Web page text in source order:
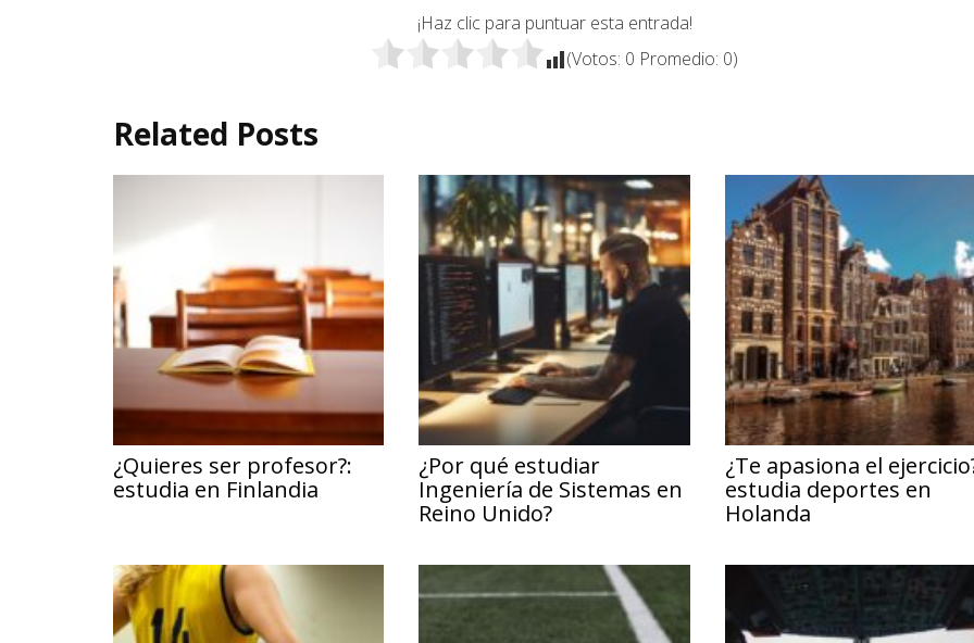
¡Haz clic para puntuar esta entrada!
(Votos: 0 Promedio: 0)
Related Posts
¿Quieres ser profesor?:
estudia en Finlandia
¿Por qué estudiar
Ingeniería de Sistemas en
Reino Unido?
¿Te apasiona el
estudia deportes en
Holanda